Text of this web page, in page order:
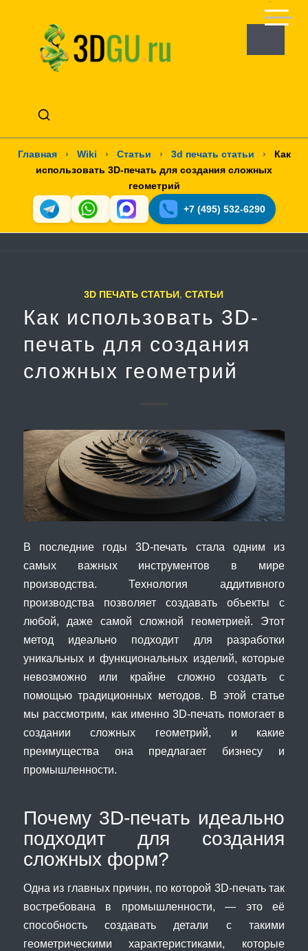
Главная › Wiki › Статьи › 3d печать статьи ›
Как
использовать 3D-печать для создания сложных
геометрий
+7 (495) 532-6290
3D ПЕЧАТЬ СТАТЬИ,СТАТЬИ
Как использовать 3D-
печать для создания
сложных геометрий
В последние годы 3D-печать стала одним из
самых важных инструментов в мире
производства. Технология аддитивного
производства позволяет создавать объекты с
любой, даже самой сложной геометрией. Этот
метод идеально подходит для разработки
уникальных и функциональных изделий, которые
невозможно или крайне сложно создать с
помощью традиционных методов. В этой статье
мы рассмотрим, как именно 3D-печать помогает в
создании сложных геометрий, и какие
преимущества она предлагает бизнесу и
промышленности.
Почему 3D-печать идеально
подходит для создания
сложных форм?
Одна из главных причин, по которой 3D-печать так
востребована в промышленности, — это её
способность создавать детали с такими
геометрическими характеристиками, которые